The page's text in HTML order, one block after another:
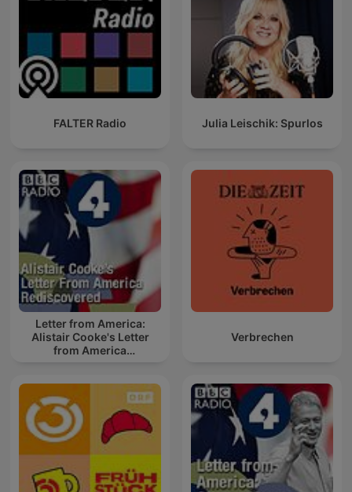
FALTER Radio Julia Leischik: Spurlos
Letter from America:
Alistair Cooke's Letter
from America
Verbrechen